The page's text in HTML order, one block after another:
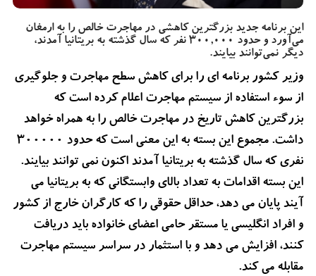
این برنامه جدید بزرگترین کاهشی در مهاجرت خالص را به ارمغان
می‌آورد و حدود 300,000 نفر که سال گذشته به بریتانیا آمدند،
دیگر نمی‌توانند بیایند.
وزیر کشور برنامه ای را برای کاهش سطح مهاجرت و جلوگیری
از سوء استفاده از سیستم مهاجرت اعلام کرده است که
بزرگترین کاهش تاریخ در مهاجرت خالص را به همراه خواهد
داشت. مجموع این بسته به این معنی است که حدود 300000
نفری که سال گذشته به بریتانیا آمدند اکنون نمی توانند بیایند.
این بسته اقدامات به تعداد بالای وابستگانی که به بریتانیا می
آیند پایان می دهد، حداقل حقوقی را که کارگران خارج از کشور
و افراد انگلیسی یا مستقر حامی اعضای خانواده باید دریافت
کنند، افزایش می دهد و با استثمار در سراسر سیستم مهاجرت
مقابله می کند.